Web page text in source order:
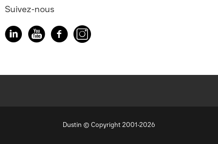
Suivez-nous
Dustin © Copyright 2001-2026